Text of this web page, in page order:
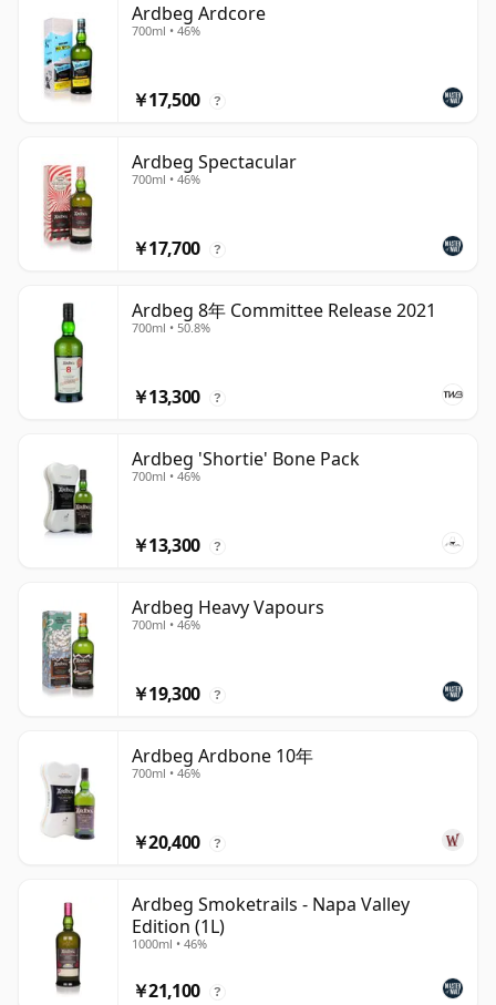
Ardbeg Ardcore
700ml • 46%
￥17,500 ?
Ardbeg Spectacular
700ml • 46%
￥17,700 ?
Ardbeg 8年 Committee Release 2021
700ml • 50.8%
￥13,300 ?
Ardbeg 'Shortie' Bone Pack
700ml • 46%
￥13,300 ?
Ardbeg Heavy Vapours
700ml • 46%
￥19,300 ?
Ardbeg Ardbone 10年
700ml • 46%
￥20,400 ?
Ardbeg Smoketrails - Napa Valley
Edition (1L)
1000ml • 46%
￥21,100 ?